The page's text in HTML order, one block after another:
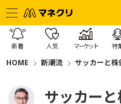
新着 人気 マーケット 特
HOME 新潮流 サッカーと株
サッカー